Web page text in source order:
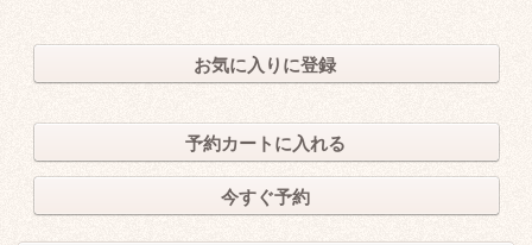
お気に入りに登録
予約カートに入れる
今すぐ予約